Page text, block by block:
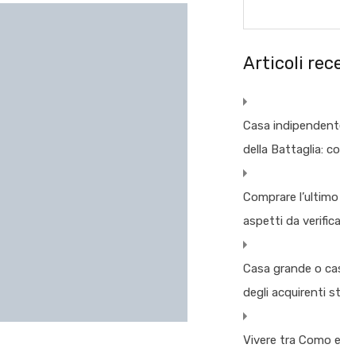
Articoli
Casa
della Battaglia:
Comprare
aspetti da
Casa grande o
degli acquirenti
Vivere tra Como